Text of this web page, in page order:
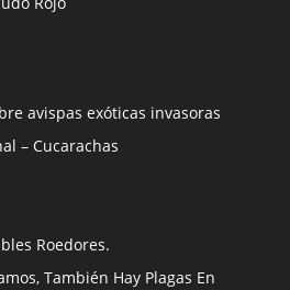
avispas exóticas invasoras
– Cucarachas
Roedores.
También Hay Plagas En